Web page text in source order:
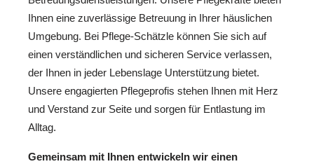
Ihnen eine zuverlässige Betreuung in Ihrer häuslichen
Umgebung. Bei Pflege-Schätzle können Sie sich auf
einen verständlichen und sicheren Service verlassen,
der Ihnen in jeder Lebenslage Unterstützung bietet.
Unsere engagierten Pflegeprofis stehen Ihnen mit Herz
und Verstand zur Seite und sorgen für Entlastung im
Alltag.
Gemeinsam mit Ihnen entwickeln wir einen